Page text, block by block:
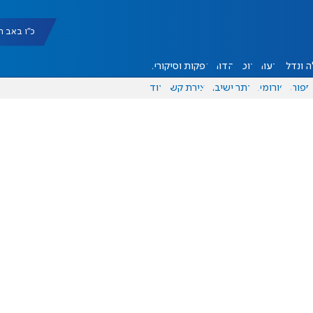
כ"ו באב
ונדל"ן דעות אוכל יהדות הפקות וסיקורים
ספורט פורומים אתר ישיבה יצירת קשר עוד